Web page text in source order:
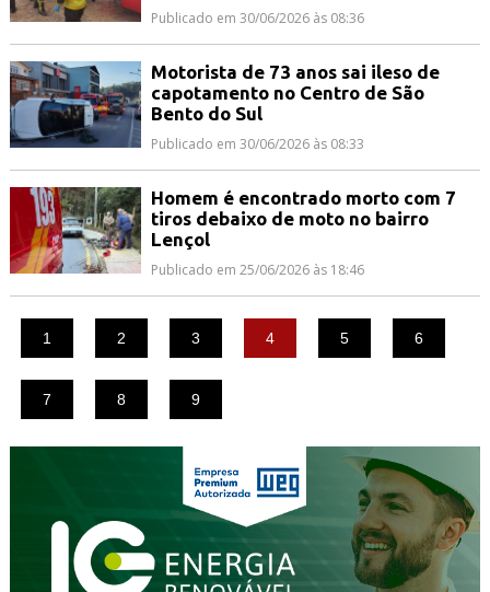
Publicado em 30/06/2026 às 08:36
Motorista de 73 anos sai ileso de
capotamento no Centro de São
Bento do Sul
Publicado em 30/06/2026 às 08:33
Homem é encontrado morto com 7
tiros debaixo de moto no bairro
Lençol
Publicado em 25/06/2026 às 18:46
1 2 3 4 5 6
7 8 9